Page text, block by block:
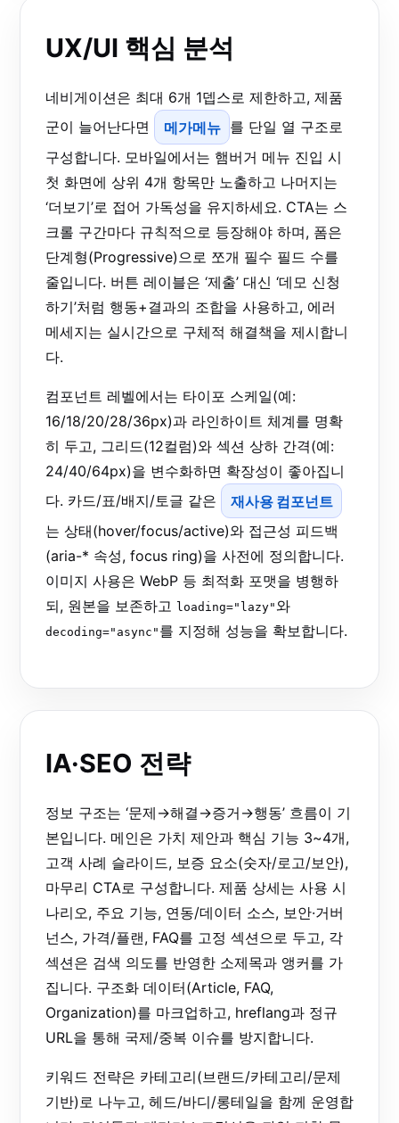
UX/UI 핵심 분석
네비게이션은 최대 6개 1뎁스로 제한하고, 제품
군이 늘어난다면
메가메뉴 를 단일 열 구조로
구성합니다. 모바일에서는 햄버거 메뉴 진입 시
첫 화면에 상위 4개 항목만 노출하고 나머지는
‘더보기’로 접어 가독성을 유지하세요. CTA는 스
크롤 구간마다 규칙적으로 등장해야 하며, 폼은
단계형(Progressive)으로 쪼개 필수 필드 수를
줄입니다. 버튼 레이블은 ‘제출’ 대신 ‘데모 신청
하기’처럼 행동+결과의 조합을 사용하고, 에러
메세지는 실시간으로 구체적 해결책을 제시합니
다.
컴포넌트 레벨에서는 타이포 스케일(예:
16/18/20/28/36px)과 라인하이트 체계를 명확
히 두고, 그리드(12컬럼)와 섹션 상하 간격(예:
24/40/64px)을 변수화하면 확장성이 좋아집니
다. 카드/표/배지/토글 같은
재사용 컴포넌트
는 상태(hover/focus/active)와 접근성 피드백
(aria-* 속성, focus ring)을 사전에 정의합니다.
이미지 사용은 WebP 등 최적화 포맷을 병행하
되, 원본을 보존하고 loading="lazy" 와
decoding="async" 를 지정해 성능을 확보합니다.
IA·SEO 전략
정보 구조는 ‘문제→해결→증거→행동’ 흐름이 기
본입니다. 메인은 가치 제안과 핵심 기능 3~4개,
고객 사례 슬라이드, 보증 요소(숫자/로고/보안),
마무리 CTA로 구성합니다. 제품 상세는 사용 시
나리오, 주요 기능, 연동/데이터 소스, 보안·거버
넌스, 가격/플랜, FAQ를 고정 섹션으로 두고, 각
섹션은 검색 의도를 반영한 소제목과 앵커를 가
집니다. 구조화 데이터(Article, FAQ,
Organization)를 마크업하고, hreflang과 정규
URL을 통해 국제/중복 이슈를 방지합니다.
키워드 전략은 카테고리(브랜드/카테고리/문제
기반)로 나누고, 헤드/바디/롱테일을 함께 운영합